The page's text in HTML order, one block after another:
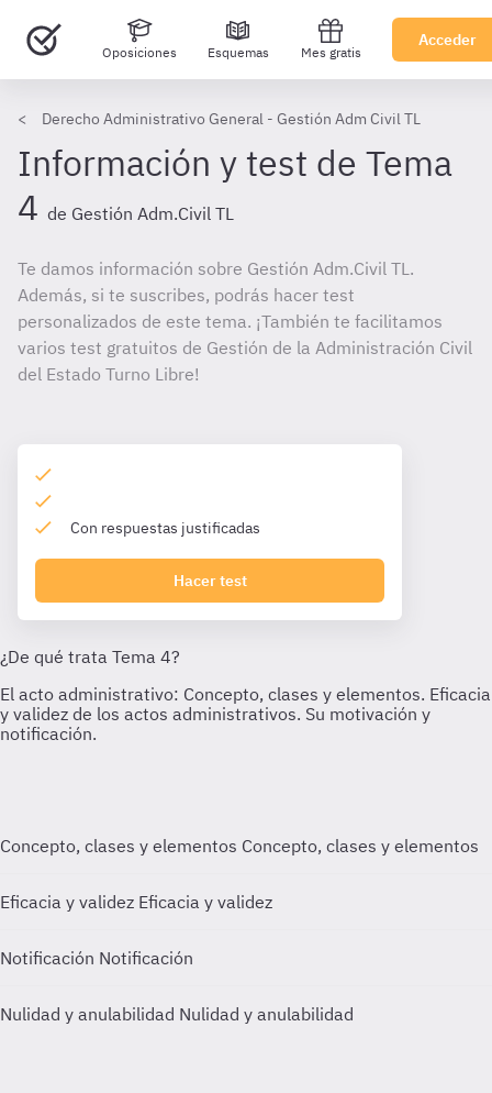
Oposiciones Esquemas Mes gratis
Acceder
Derecho Administrativo General - Gestión Adm Civil TL
Información y test de Tema
4 de Gestión Adm.Civil TL
Te damos información sobre Gestión Adm.Civil TL.
Además, si te suscribes, podrás hacer test
personalizados de este tema. ¡También te facilitamos
varios test gratuitos de Gestión de la Administración Civil
del Estado Turno Libre!
Con respuestas justificadas
Hacer test
Concepto, clases y elementos Concepto, clases y elementos
Eficacia y validez Eficacia y validez
Notificación Notificación
Nulidad y anulabilidad Nulidad y anulabilidad